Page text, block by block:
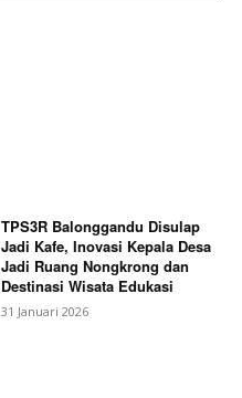
TPS3R Balonggandu Disulap
Jadi Kafe, Inovasi Kepala Desa
Jadi Ruang Nongkrong dan
Destinasi Wisata Edukasi
31 Januari 2026